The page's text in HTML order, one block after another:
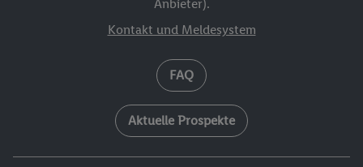
Anbieter).
Kontakt und Meldesystem
FAQ
Aktuelle Prospekte